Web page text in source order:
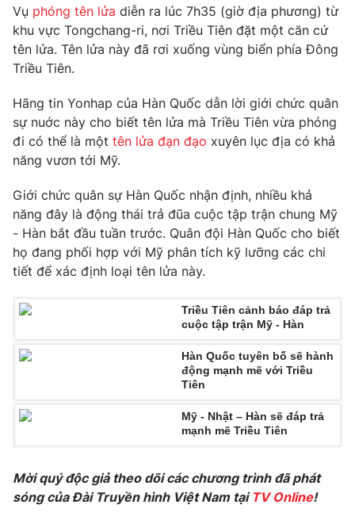
Thế giới đó đây
Câu chuyện quốc tế
Tài chính
Thị trường
Dữ liệu và đời sống
Phim VTV
Hậu trường
Khán giả
Giải sao mai
Giải trí
Điện ảnh
Âm nhạc
Sao
Du lịch
Làm đẹp
Chất lượng cuộc sống
Giáo dục
Tuyển sinh
Công nghệ
Hitech Công nghệ tương lai
Thị trường
Giao lưu trực tuyến
Lịch phát sóng
Chuyên mục khác
Emagazine Podcast
Photo Infographic
Vụ phóng tên lửa diễn ra lúc 7h35 (giờ địa phương) từ
khu vực Tongchang-ri, nơi Triều Tiên đặt một căn cứ
tên lửa. Tên lửa này đã rơi xuống vùng biển phía Đông
Triều Tiên.
Hãng tin Yonhap của Hàn Quốc dẫn lời giới chức quân
sự nuớc này cho biết tên lửa mà Triều Tiên vừa phóng
đi có thể là một tên lửa đạn đạo xuyên lục địa có khả
năng vươn tới Mỹ.
Giới chức quân sự Hàn Quốc nhận định, nhiều khả
năng đây là động thái trả đũa cuộc tập trận chung Mỹ
- Hàn bắt đầu tuần trước. Quân đội Hàn Quốc cho biết
họ đang phối hợp với Mỹ phân tích kỹ lưỡng các chi
tiết để xác định loại tên lửa này.
Triều Tiên cảnh báo đáp trả
cuộc tập trận Mỹ - Hàn
Hàn Quốc tuyên bố sẽ hành
động mạnh mẽ với Triều
Tiên
Mỹ - Nhật – Hàn sẽ đáp trả
mạnh mẽ Triều Tiên
Mời quý độc giả theo dõi các chương trình đã phát
sóng của Đài Truyền hình Việt Nam tại TV Online!